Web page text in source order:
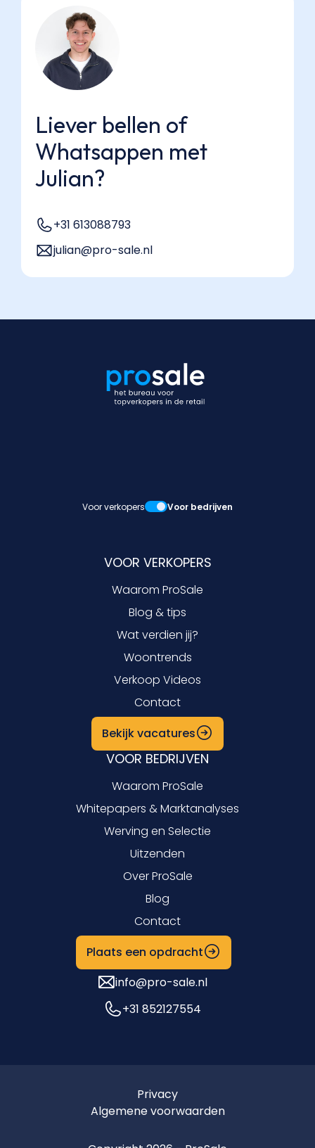
Liever bellen of
Whatsappen met
Julian?
+31 613088793
julian@pro-sale.nl
Voor verkopers Voor bedrijven
VOOR VERKOPERS
Waarom ProSale
Blog & tips
Wat verdien jij?
Woontrends
Verkoop Videos
Contact
Bekijk vacatures
VOOR BEDRIJVEN
Waarom ProSale
Whitepapers & Marktanalyses
Werving en Selectie
Uitzenden
Over ProSale
Blog
Contact
Plaats een opdracht
info@pro-sale.nl
+31 852127554
Privacy
Algemene voorwaarden